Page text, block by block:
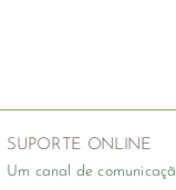
SUPORTE ONLINE
Um canal de